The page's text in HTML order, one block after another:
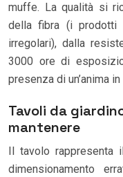
muffe. La qualità si
della fibra (i prodotti
irregolari), dalla
3000 ore di
presenza di un’anima
Tavoli da
mantenere
Il tavolo rappresenta
dimensionamento